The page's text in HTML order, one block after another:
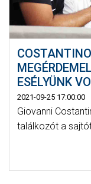
ESÉLYÜNK
2021-09-25 17:00:00
Giovanni
találkozót a